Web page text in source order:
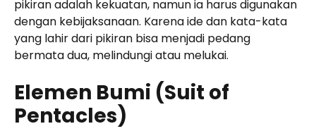
pikiran adalah kekuatan, namun ia harus digunakan
dengan kebijaksanaan. Karena ide dan kata-kata
yang lahir dari pikiran bisa menjadi pedang
bermata dua, melindungi atau melukai.
Elemen Bumi (Suit of
Pentacles)